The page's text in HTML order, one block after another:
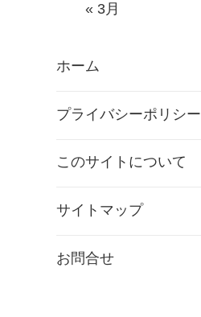
« 3月
ホーム
プライバシーポリシー
このサイトについて
サイトマップ
お問合せ